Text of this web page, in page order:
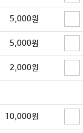
5,000원
5,000원
2,000원
10,000원